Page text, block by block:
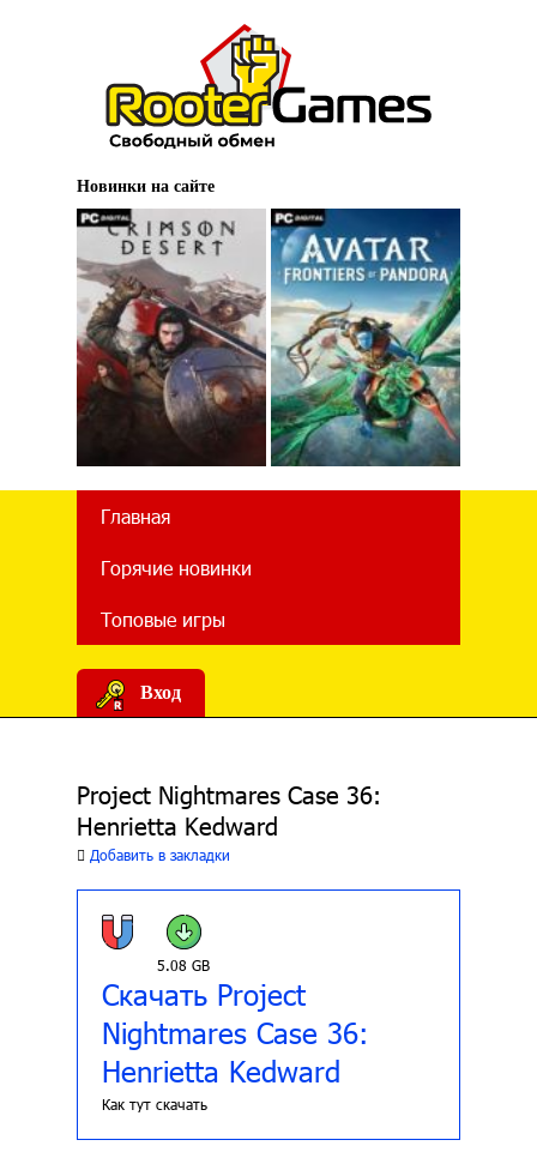
Новинки на сайте
Главная
Горячие новинки
Топовые игры
Вход
Project Nightmares Case 36:
Henrietta Kedward
Добавить в закладки
5.08 GB
Скачать Project
Nightmares Case 36:
Henrietta Kedward
Как тут скачать